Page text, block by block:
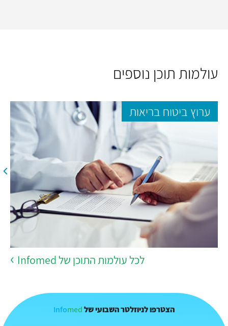
עולמות תוכן נוספים
ערוץ ביטוח בריאות
לכל עולמות התוכן של Infomed
הצטרפו לניוזלטר השבועי של Infomed